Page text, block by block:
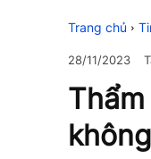
Trang chủ
28/11/2023